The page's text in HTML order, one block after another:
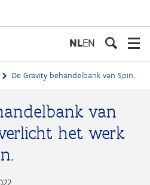
inhoud
NLEN
De Gravity behandelbank van SpineTechnics verlicht het werk van osteopaten.
van
het werk